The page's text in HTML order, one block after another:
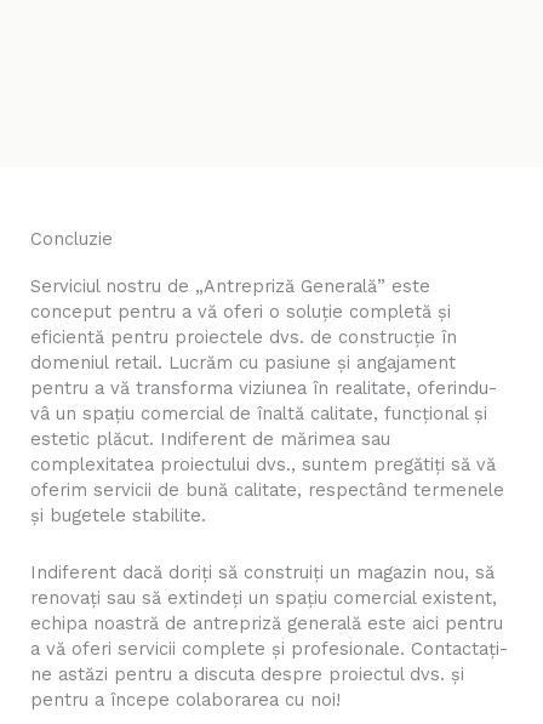
Concluzie
Serviciul nostru de „Antrepriză Generală” este
conceput pentru a vă oferi o soluție completă și
eficientă pentru proiectele dvs. de construcție în
domeniul retail. Lucrăm cu pasiune și angajament
pentru a vă transforma viziunea în realitate, oferindu-
vâ un spațiu comercial de înaltă calitate, funcțional și
estetic plăcut. Indiferent de mărimea sau
complexitatea proiectului dvs., suntem pregătiți să vă
oferim servicii de bună calitate, respectând termenele
și bugetele stabilite.
Indiferent dacă doriți să construiți un magazin nou, să
renovați sau să extindeți un spațiu comercial existent,
echipa noastră de antrepriză generală este aici pentru
a vă oferi servicii complete și profesionale. Contactați-
ne astăzi pentru a discuta despre proiectul dvs. și
pentru a începe colaborarea cu noi!